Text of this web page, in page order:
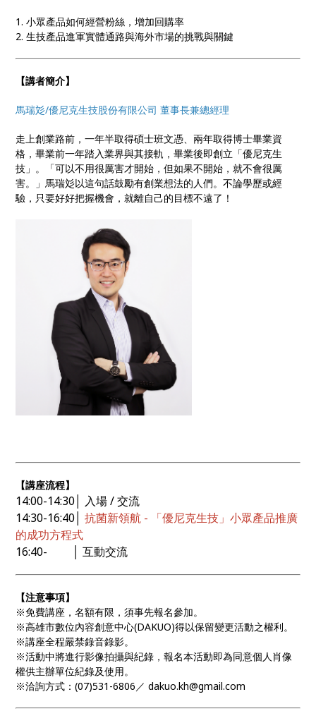
1. 小眾產品如何經營粉絲，增加回購率
2. 生技產品進軍實體通路與海外市場的挑戰與關鍵
【講者簡介】
馬瑞彣/優尼克生技股份有限公司 董事長兼總經理
走上創業路前，一年半取得碩士班文憑、兩年取得博士畢業資
格，畢業前一年踏入業界與其接軌，畢業後即創立「優尼克生
技」。「可以不用很厲害才開始，但如果不開始，就不會很厲
害。」馬瑞彣以這句話鼓勵有創業想法的人們。不論學歷或經
驗，只要好好把握機會，就離自己的目標不遠了！
【講座流程】
14:00-14:30│ 入場 / 交流
14:30-16:40│抗菌新領航 - 「優尼克生技」小眾產品推廣
的成功方程式
16:40- │ 互動交流
【注意事項】
※免費講座，名額有限，須事先報名參加。
※高雄市數位內容創意中心(DAKUO)得以保留變更活動之權利。
※講座全程嚴禁錄音錄影。
※活動中將進行影像拍攝與紀錄，報名本活動即為同意個人肖像
權供主辦單位紀錄及使用。
※洽詢方式：(07)531-6806／ dakuo.kh@gmail.com